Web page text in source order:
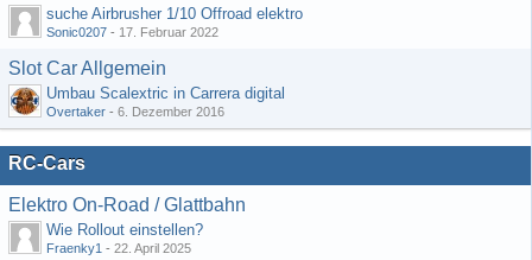
suche Airbrusher 1/10 Offroad elektro
Sonic0207 - 17. Februar 2022
Slot Car Allgemein
Umbau Scalextric in Carrera digital
Overtaker - 6. Dezember 2016
RC-Cars
Elektro On-Road / Glattbahn
Wie Rollout einstellen?
Fraenky1 - 22. April 2025